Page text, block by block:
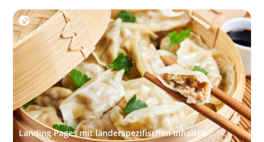
Landing Pages mit länderspezifischen Inhalten